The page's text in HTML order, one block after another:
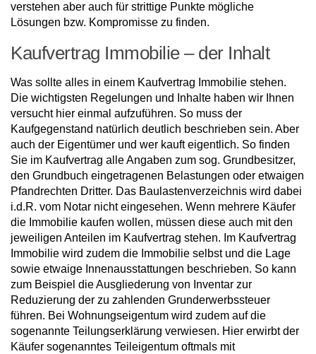
verstehen aber auch für strittige Punkte mögliche
Lösungen bzw. Kompromisse zu finden.
Kaufvertrag Immobilie – der Inhalt
Was sollte alles in einem Kaufvertrag Immobilie stehen.
Die wichtigsten Regelungen und Inhalte haben wir Ihnen
versucht hier einmal aufzuführen. So muss der
Kaufgegenstand natürlich deutlich beschrieben sein. Aber
auch der Eigentümer und wer kauft eigentlich. So finden
Sie im Kaufvertrag alle Angaben zum sog. Grundbesitzer,
den Grundbuch eingetragenen Belastungen oder etwaigen
Pfandrechten Dritter. Das Baulastenverzeichnis wird dabei
i.d.R. vom Notar nicht eingesehen. Wenn mehrere Käufer
die Immobilie kaufen wollen, müssen diese auch mit den
jeweiligen Anteilen im Kaufvertrag stehen. Im Kaufvertrag
Immobilie wird zudem die Immobilie selbst und die Lage
sowie etwaige Innenausstattungen beschrieben. So kann
zum Beispiel die Ausgliederung von Inventar zur
Reduzierung der zu zahlenden Grunderwerbssteuer
führen. Bei Wohnungseigentum wird zudem auf die
sogenannte Teilungserklärung verwiesen. Hier erwirbt der
Käufer sogenanntes Teileigentum oftmals mit